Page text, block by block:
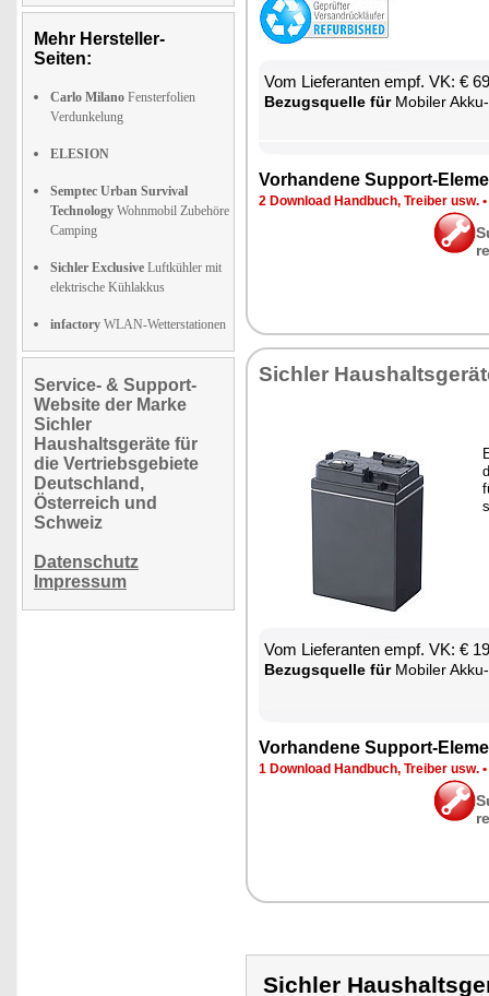
Mehr Hersteller-
Seiten:
Carlo Milano Fensterfolien
Verdunkelung
ELESION
Semptec Urban Survival
Technology Wohnmobil Zubehöre
Camping
Sichler Exclusive Luftkühler mit
elektrische Kühlakkus
infactory WLAN-Wetterstationen
Service- & Support-
Website der Marke
Sichler
Haushaltsgeräte für
die Vertriebsgebiete
Deutschland,
Österreich und
Schweiz
Datenschutz
Impressum
Vom Lie­fe­ran­ten empf. VK: €
Be­zugs­quel­le fürMo­bi­ler
Vor­han­de­ne Sup­port-
2 Down­load Hand­buch, Trei­ber usw. •
Sich­ler
Vom Lie­fe­ran­ten empf. VK: €
Be­zugs­quel­le fürMo­bi­ler
Vor­han­de­ne Sup­port-
1 Down­load Hand­buch, Trei­ber usw. •
Sichler